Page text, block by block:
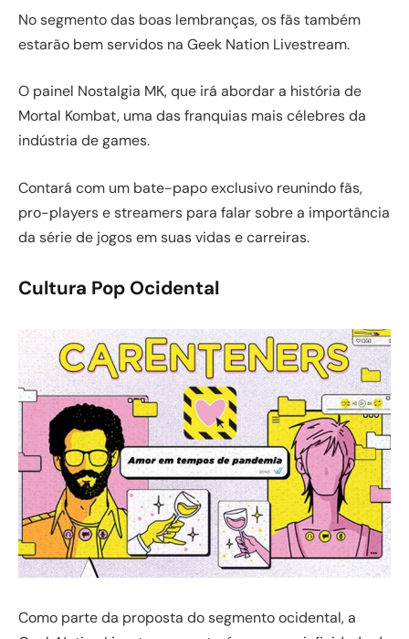
No segmento das boas lembranças, os fãs também
estarão bem servidos na Geek Nation Livestream.
O painel Nostalgia MK, que irá abordar a história de
Mortal Kombat, uma das franquias mais célebres da
indústria de games.
Contará com um bate-papo exclusivo reunindo fãs,
pro-players e streamers para falar sobre a importância
da série de jogos em suas vidas e carreiras.
Cultura Pop Ocidental
Como parte da proposta do segmento ocidental, a